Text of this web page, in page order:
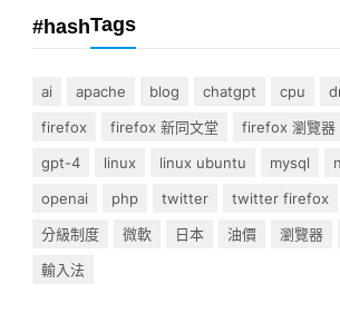
#hashTags
ai apache blog chatgpt cpu
firefox
firefox 新同文堂 firefox 瀏覽器
gpt-4
linux linux ubuntu mysql
openai
php twitter twitter firefox
分級制度
微軟 日本 油價 瀏覽器
輸入法